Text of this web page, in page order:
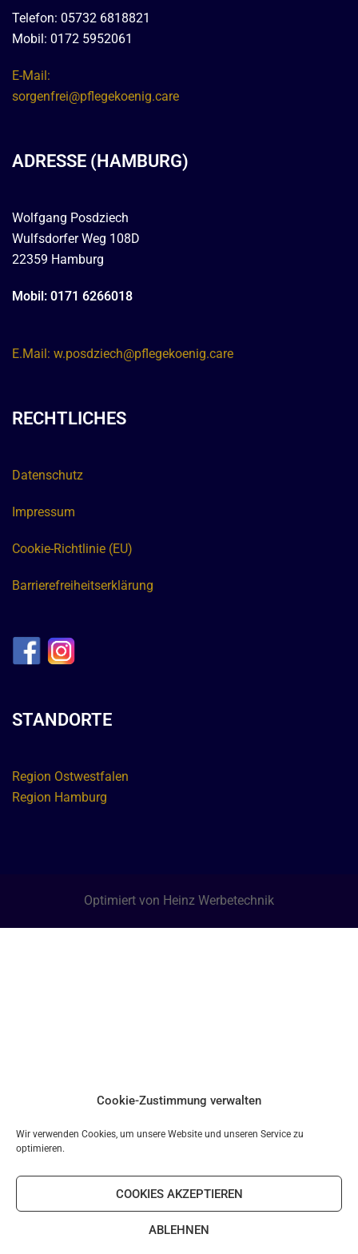
Cookie-Zustimmung verwalten
Wir verwenden Cookies, um unsere Website und unseren Service zu
optimieren.
COOKIES AKZEPTIEREN
ABLEHNEN
Telefon: 05732 6818821
Mobil: 0172 5952061
E-Mail:
sorgenfrei@pflegekoenig.care
ADRESSE (HAMBURG)
Wolfgang Posdziech
Wulfsdorfer Weg 108D
22359 Hamburg
Mobil: 0171 6266018
E.Mail: w.posdziech@pflegekoenig.care
RECHTLICHES
Datenschutz
Impressum
Cookie-Richtlinie (EU)
Barrierefreiheitserklärung
STANDORTE
Region Ostwestfalen
Region Hamburg
Optimiert von Heinz Werbetechnik